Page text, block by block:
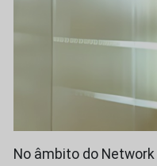
No âmbito do